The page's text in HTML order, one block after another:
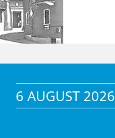
6 AUGUST 2026